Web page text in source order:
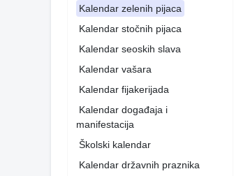
Kalendar zelenih pijaca
Kalendar stočnih pijaca
Kalendar seoskih slava
Kalendar vašara
Kalendar fijakerijada
Kalendar događaja i
manifestacija
Školski kalendar
Kalendar državnih praznika